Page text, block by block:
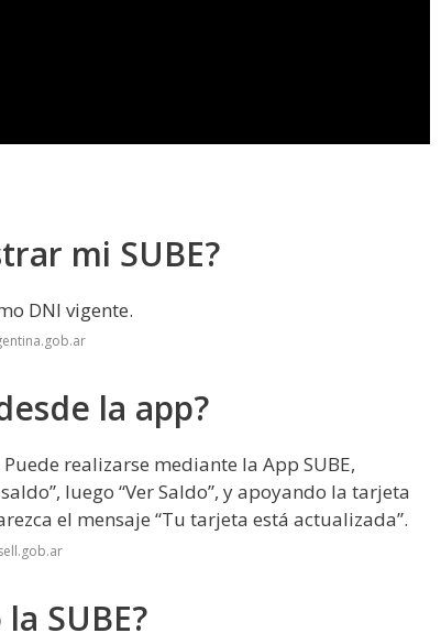
mi SUBE?
DNI vigente.
la app?
realizarse mediante la App SUBE,
luego “Ver Saldo”, y apoyando la tarjeta
el mensaje “Tu tarjeta está actualizada”.
SUBE?